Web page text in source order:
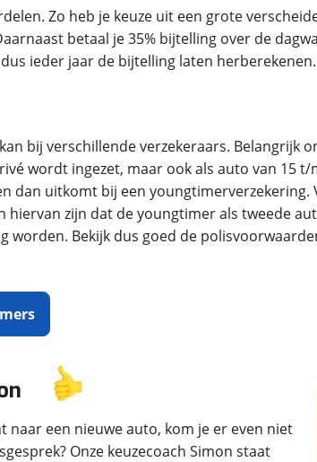
Zo heb je keuze uit een grote
betaal je 35% bijtelling over de
ieder jaar de bijtelling laten herberekenen.
bij verschillende verzekeraars.
wordt ingezet, maar ook als auto van
dan uitkomt bij een
hiervan zijn dat de youngtimer als tweede
worden. Bekijk dus goed de
naar een nieuwe auto, kom je er even niet
Onze keuzecoach Simon staat